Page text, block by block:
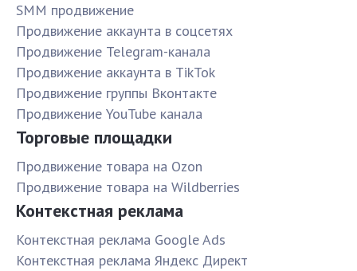
SMM продвижение
Продвижение аккаунта в соцсетях
Продвижение Telegram-канала
Продвижение аккаунта в TikTok
Продвижение группы Вконтакте
Продвижение YouTube канала
Торговые площадки
Продвижение товара на Ozon
Продвижение товара на Wildberries
Контекстная реклама
Контекстная реклама Google Ads
Контекстная реклама Яндекс Директ